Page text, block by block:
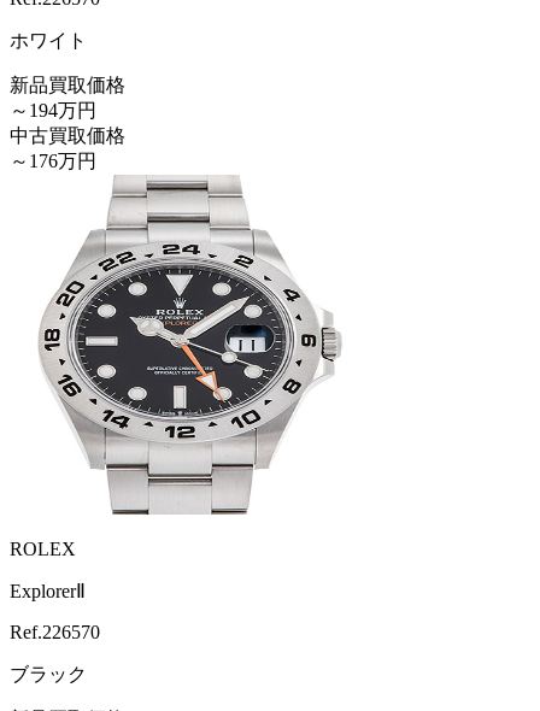
ホワイト
新品買取価格
～194万円
中古買取価格
～176万円
ROLEX
ExplorerⅡ
Ref.226570
ブラック